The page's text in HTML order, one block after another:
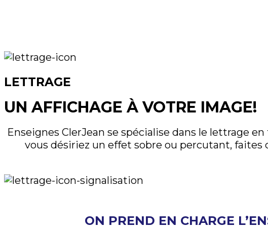
LETTRAGE
UN AFFICHAGE À VOTRE IMAGE!
Enseignes ClerJean se spécialise dans le lettrage
vous désiriez un effet sobre ou percutant, faites
ON PREND EN CHARGE